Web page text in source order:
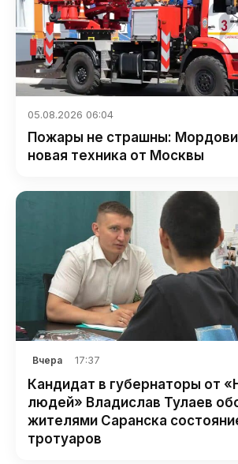
05.08.2026 06:04
Пожары не страшны:
новая техника от Москвы
Вчера 17:37
Кандидат в губернаторы от
людей» Владислав Тулаев
жителями Саранска
тротуаров